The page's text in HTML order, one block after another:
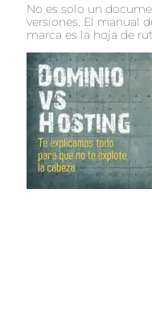
No es solo un
versiones. El manual
marca es la hoja de